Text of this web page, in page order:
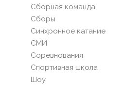
Сборная команда
Сборы
Синхронное катание
СМИ
Соревнования
Спортивная школа
Шоу